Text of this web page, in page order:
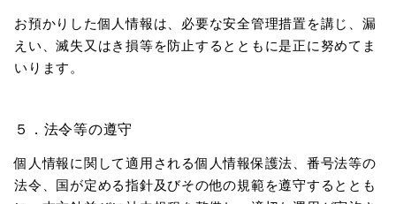
お預かりした個人情報は、必要な安全管理措置を講じ、漏
えい、滅失又はき損等を防止するとともに是正に努めてま
いります。
５．法令等の遵守
個人情報に関して適用される個人情報保護法、番号法等の
法令、国が定める指針及びその他の規範を遵守するととも